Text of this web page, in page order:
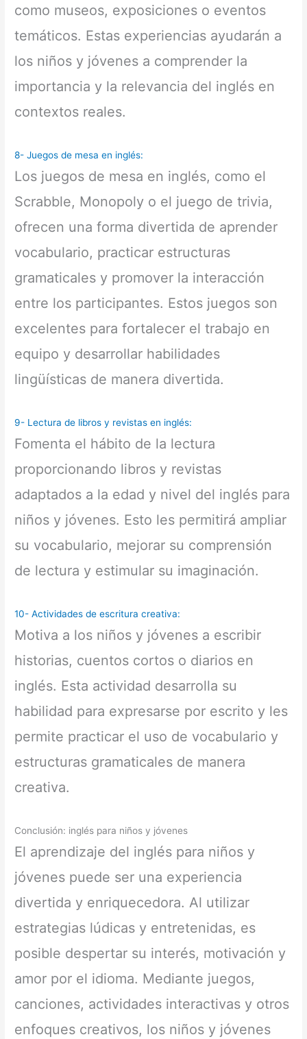
como museos, exposiciones o eventos
temáticos. Estas experiencias ayudarán a
los niños y jóvenes a comprender la
importancia y la relevancia del inglés en
contextos reales.
8-Juegos de mesa en inglés:
Los juegos de mesa en inglés, como el
Scrabble, Monopoly o el juego de trivia,
ofrecen una forma divertida de aprender
vocabulario, practicar estructuras
gramaticales y promover la interacción
entre los participantes. Estos juegos son
excelentes para fortalecer el trabajo en
equipo y desarrollar habilidades
lingüísticas de manera divertida.
9- Lectura de libros y revistas en inglés:
Fomenta el hábito de la lectura
proporcionando libros y revistas
adaptados a la edad y nivel del inglés para
niños y jóvenes. Esto les permitirá ampliar
su vocabulario, mejorar su comprensión
de lectura y estimular su imaginación.
10- Actividades de escritura creativa:
Motiva a los niños y jóvenes a escribir
historias, cuentos cortos o diarios en
inglés. Esta actividad desarrolla su
habilidad para expresarse por escrito y les
permite practicar el uso de vocabulario y
estructuras gramaticales de manera
creativa.
Conclusión: inglés para niños y jóvenes
El aprendizaje del inglés para niños y
jóvenes puede ser una experiencia
divertida y enriquecedora. Al utilizar
estrategias lúdicas y entretenidas, es
posible despertar su interés, motivación y
amor por el idioma. Mediante juegos,
canciones, actividades interactivas y otros
enfoques creativos, los niños y jóvenes